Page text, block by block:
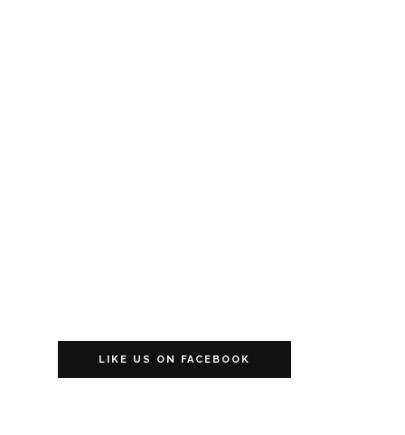
LIKE US ON FACEBOOK